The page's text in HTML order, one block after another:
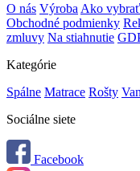
O nás Výroba Ako
Obchodné podmienky
zmluvy Na stiahnutie
Kategórie
Spálne Matrace Rošty
Sociálne siete
Facebook